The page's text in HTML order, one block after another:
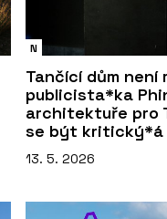
N
Tančící dům není
publicista*ka
architektuře pro
se být kritický*á
13. 5. 2026